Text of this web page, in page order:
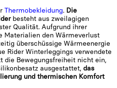
Thermobekleidung. Die
besteht aus zweilagigen
Qualität. Aufgrund ihrer
Materialien den Wärmeverlust
überschüssige Wärmeenergie
Rider Winterleggings verwendete
die Bewegungsfreiheit nicht ein,
ausgestattet, das
und thermischen Komfort